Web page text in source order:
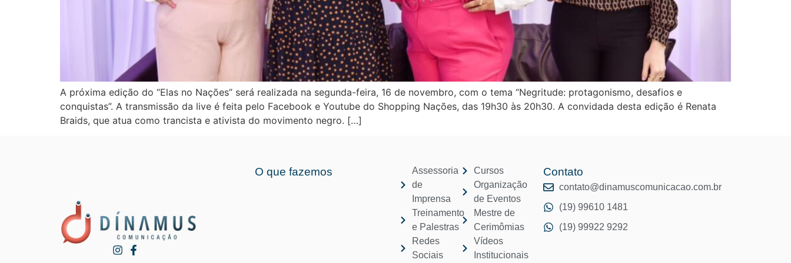
A próxima edição do “Elas no Nações” será realizada na segunda-feira, 16 de novembro, com o tema “Negritude: protagonismo, desafios e
conquistas”. A transmissão da live é feita pelo Facebook e Youtube do Shopping Nações, das 19h30 às 20h30. A convidada desta edição é Renata
Braids, que atua como trancista e ativista do movimento negro. […]
O que fazemos
Assessoria
de
Imprensa
Treinamento
e Palestras
Redes
Sociais
Cursos
Organização
de Eventos
Mestre de
Cerimômias
Vídeos
Institucionais
Contato
contato@dinamuscomunicacao.com.br
(19) 99610 1481
(19) 99922 9292